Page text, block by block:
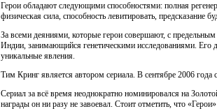
Герои обладают следующими способностями: полная
физическая сила, способность левитировать, предсказание
За всеми деяниями, которые герои совершают, с
Индии, занимающийся генетическими исследованиями. Его
уникальные явления.
Тим Кринг является автором сериала. В сентябре 2006 года
Сериал за всё время неоднократно номинировался на
награды он ни разу не завоевал. Стоит отметить, что